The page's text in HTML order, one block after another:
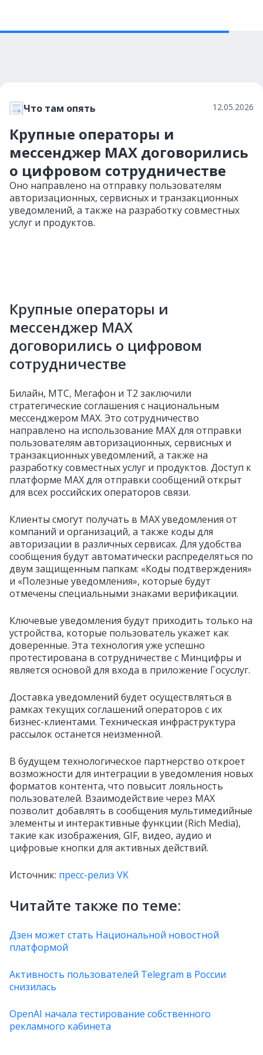
Что там опять 12.05.2026
Крупные операторы и
мессенджер MAX договорились
о цифровом сотрудничестве
Оно направлено на отправку пользователям
авторизационных, сервисных и транзакционных
уведомлений, а также на разработку совместных
услуг и продуктов.
Крупные операторы и
мессенджер MAX
договорились о цифровом
сотрудничестве
Билайн, МТС, Мегафон и Т2 заключили
стратегические соглашения с национальным
мессенджером MAX. Это сотрудничество
направлено на использование MAX для отправки
пользователям авторизационных, сервисных и
транзакционных уведомлений, а также на
разработку совместных услуг и продуктов. Доступ к
платформе MAX для отправки сообщений открыт
для всех российских операторов связи.
Клиенты смогут получать в MAX уведомления от
компаний и организаций, а также коды для
авторизации в различных сервисах. Для удобства
сообщения будут автоматически распределяться по
двум защищенным папкам: «Коды подтверждения»
и «Полезные уведомления», которые будут
отмечены специальными знаками верификации.
Ключевые уведомления будут приходить только на
устройства, которые пользователь укажет как
доверенные. Эта технология уже успешно
протестирована в сотрудничестве с Минцифры и
является основой для входа в приложение Госуслуг.
Доставка уведомлений будет осуществляться в
рамках текущих соглашений операторов с их
бизнес-клиентами. Техническая инфраструктура
рассылок останется неизменной.
В будущем технологическое партнерство откроет
возможности для интеграции в уведомления новых
форматов контента, что повысит лояльность
пользователей. Взаимодействие через MAX
позволит добавлять в сообщения мультимедийные
элементы и интерактивные функции (Rich Media),
такие как изображения, GIF, видео, аудио и
цифровые кнопки для активных действий.
Источник: пресс-релиз VK
Читайте также по теме:
Дзен может стать Национальной новостной
платформой
Активность пользователей Telegram в России
снизилась
OpenAI начала тестирование собственного
рекламного кабинета